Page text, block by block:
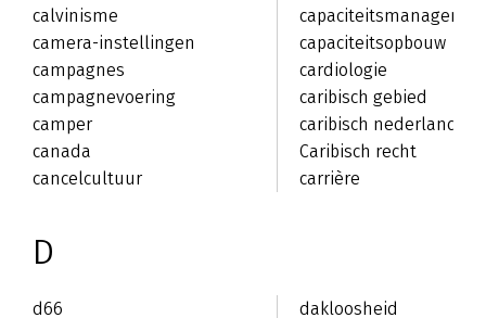
calvinisme
camera-instellingen
campagnes
campagnevoering
camper
canada
cancelcultuur
capaciteitsopbouw
cardiologie
caribisch gebied
caribisch nederland
Caribisch recht
carrière
D
d66
dakloosheid